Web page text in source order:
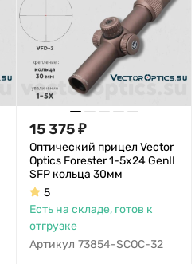
15 375₽
Оптический прицел Vector
Optics Forester 1-5x24 GenII
SFP кольца 30мм
5
Есть на складе, готов к
отгрузке
Артикул 73854-SCOC-32